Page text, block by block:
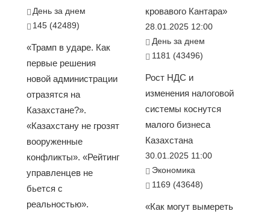
День за днем
145 (42489)
«Трамп в ударе. Как
первые решения
новой администрации
отразятся на
Казахстане?».
«Казахстану не грозят
вооруженные
конфликты». «Рейтинг
управленцев не
бьется с
реальностью».
кровавого Кантара»
28.01.2025 12:00
День за днем
1181 (43496)
Рост НДС и
изменения налоговой
системы коснутся
малого бизнеса
Казахстана
30.01.2025 11:00
Экономика
1169 (43648)
«Как могут вымереть